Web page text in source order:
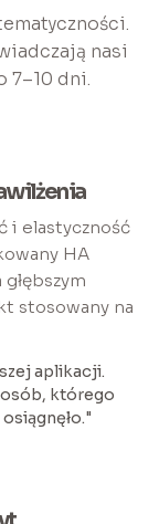
nasi
7–10 dni.
i elastyczność
HA
stosowany na
aplikacji.
którego